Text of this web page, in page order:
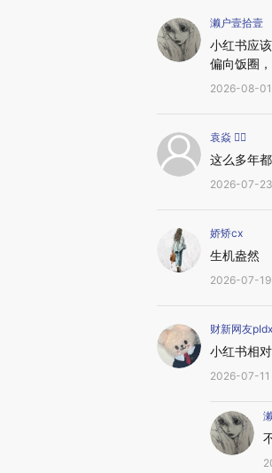
濑户壹拾壹
小红书应
偏向饭圈
2026-08-01
袁焱 
这么多年
2026-07-23
娇矫cx
生机盎然
2026-07-19
财新网友
小红书相
2026-07-11